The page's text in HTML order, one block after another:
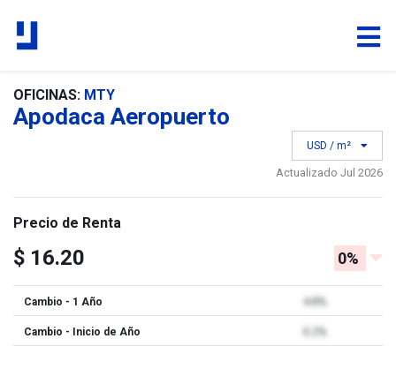
OFICINAS: MTY
Apodaca Aeropuerto
USD / m²
Actualizado Jul 2026
Precio de Renta
$ 16.20 0%
Cambio - 1 Año 4.8%
Cambio - Inicio de Año